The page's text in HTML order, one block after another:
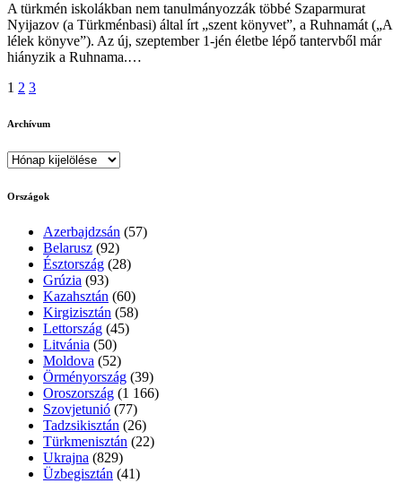
A türkmén iskolákban nem tanulmányozzák többé Szaparmurat
Nyijazov (a Türkménbasi) által írt „szent könyvet”, a Ruhnamát („A
lélek könyve”). Az új, szeptember 1-jén életbe lépő tantervből már
hiányzik a Ruhnama.…
Bejegyzések
lapozása
1 2 3
Archívum
Archívum
Országok
Azerbajdzsán (57)
Belarusz (92)
Észtország (28)
Grúzia (93)
Kazahsztán (60)
Kirgizisztán (58)
Lettország (45)
Litvánia (50)
Moldova (52)
Örményország (39)
Oroszország (1 166)
Szovjetunió (77)
Tadzsikisztán (26)
Türkmenisztán (22)
Ukrajna (829)
Üzbegisztán (41)